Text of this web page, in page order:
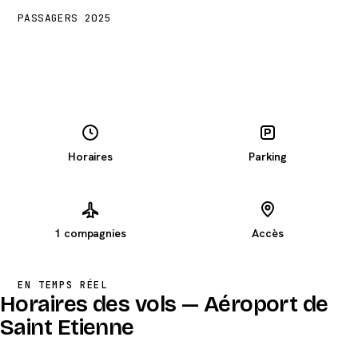
PASSAGERS 2025
Horaires Parking
1 compagnies Accès
EN TEMPS RÉEL
Horaires des vols — Aéroport de
Saint Etienne